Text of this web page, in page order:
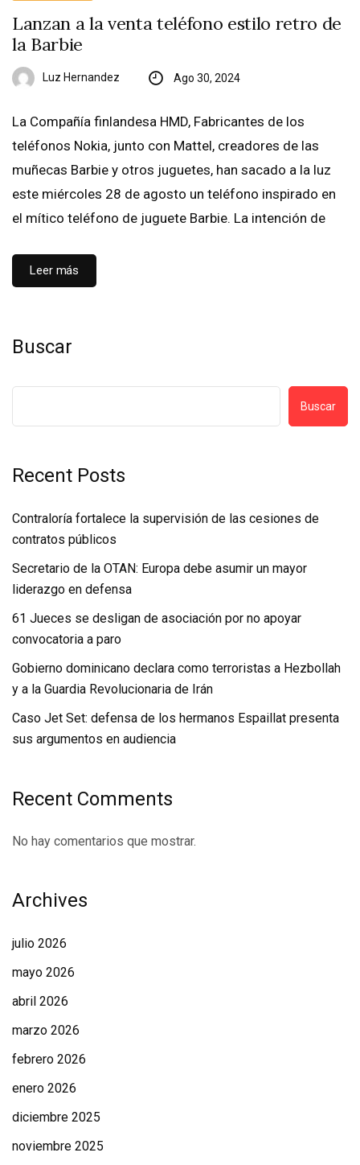
Lanzan a la venta teléfono estilo retro de
la Barbie
Luz Hernandez Ago 30, 2024
La Compañía finlandesa HMD, Fabricantes de los
teléfonos Nokia, junto con Mattel, creadores de las
muñecas Barbie y otros juguetes, han sacado a la luz
este miércoles 28 de agosto un teléfono inspirado en
el mítico teléfono de juguete Barbie. La intención de
Leer más
Buscar
Buscar
Recent Posts
Contraloría fortalece la supervisión de las cesiones de
contratos públicos
Secretario de la OTAN: Europa debe asumir un mayor
liderazgo en defensa
61 Jueces se desligan de asociación por no apoyar
convocatoria a paro
Gobierno dominicano declara como terroristas a Hezbollah
y a la Guardia Revolucionaria de Irán
Caso Jet Set: defensa de los hermanos Espaillat presenta
sus argumentos en audiencia
Recent Comments
No hay comentarios que mostrar.
Archives
julio 2026
mayo 2026
abril 2026
marzo 2026
febrero 2026
enero 2026
diciembre 2025
noviembre 2025